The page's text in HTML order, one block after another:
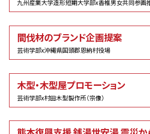
九州産業大学造形短期大学部x香椎男女共同参画推
間伐材のブランド企画提案
芸術学部x沖縄県国頭郡恩納村役場
木型・木型屋プロモーション
芸術学部x村田木型製作所（宗像）